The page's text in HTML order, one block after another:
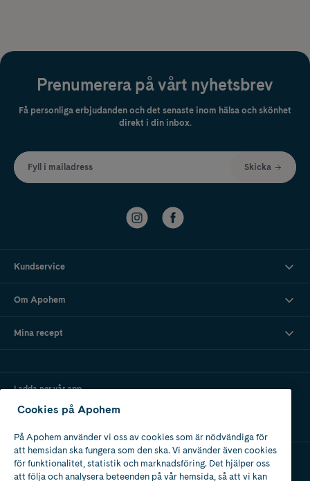
Prenumerera på vårt nyhetsbrev
Få personliga erbjudanden och det senaste inom hälsa och skönhet
direkt i din inbox.
Fyll i mailadress Skicka
Kundservice
Om Apohem
Mina recept
Ladda ner vår app
Apotek med tillstånd
Cookies på Apohem
På Apohem använder vi oss av cookies som är nödvändiga för
att hemsidan ska fungera som den ska. Vi använder även cookies
för funktionalitet, statistik och marknadsföring. Det hjälper oss
att följa och analysera beteenden på vår hemsida, så att vi kan